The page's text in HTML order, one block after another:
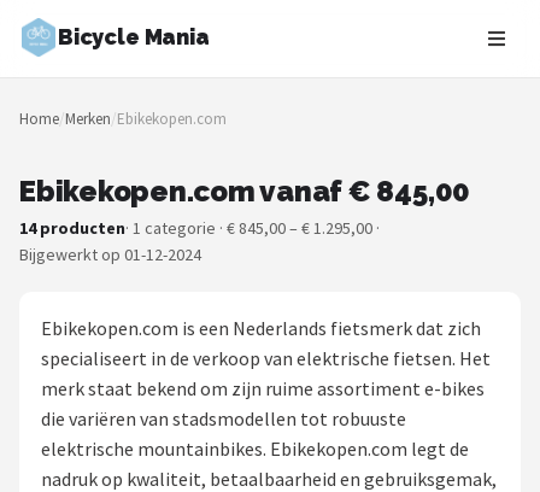
Bicycle Mania
Zoeken
NAVIGATIE
Merken
Fietsroutes
Kinderfietsen
Stadsfietsen
Home/Merken/Ebikekopen.com
Ebikekopen.com vanaf € 845,00
14 producten· 1 categorie · € 845,00 – € 1.295,00 ·
Bijgewerkt op 01-12-2024
Ebikekopen.com is een Nederlands fietsmerk dat zich
specialiseert in de verkoop van elektrische fietsen. Het
merk staat bekend om zijn ruime assortiment e-bikes
die variëren van stadsmodellen tot robuuste
elektrische mountainbikes. Ebikekopen.com legt de
nadruk op kwaliteit, betaalbaarheid en gebruiksgemak,